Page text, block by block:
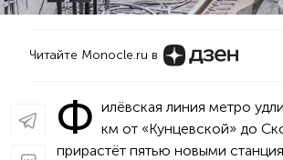
Читайте Monocle.ru в
Ф илёвская линия метро
км от «Кунцевской» до
прирастёт пятью новыми